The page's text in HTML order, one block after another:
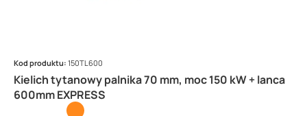
Kielich tytanowy palnika 70 mm, moc 150 kW + lanca
600mm EXPRESS
Kod produktu: 150TL600